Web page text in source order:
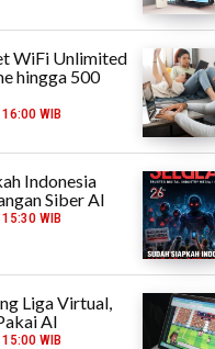
WiFi Unlimited
hingga 500
WIB
Indonesia
Siber AI
WIB
Liga Virtual,
AI
WIB